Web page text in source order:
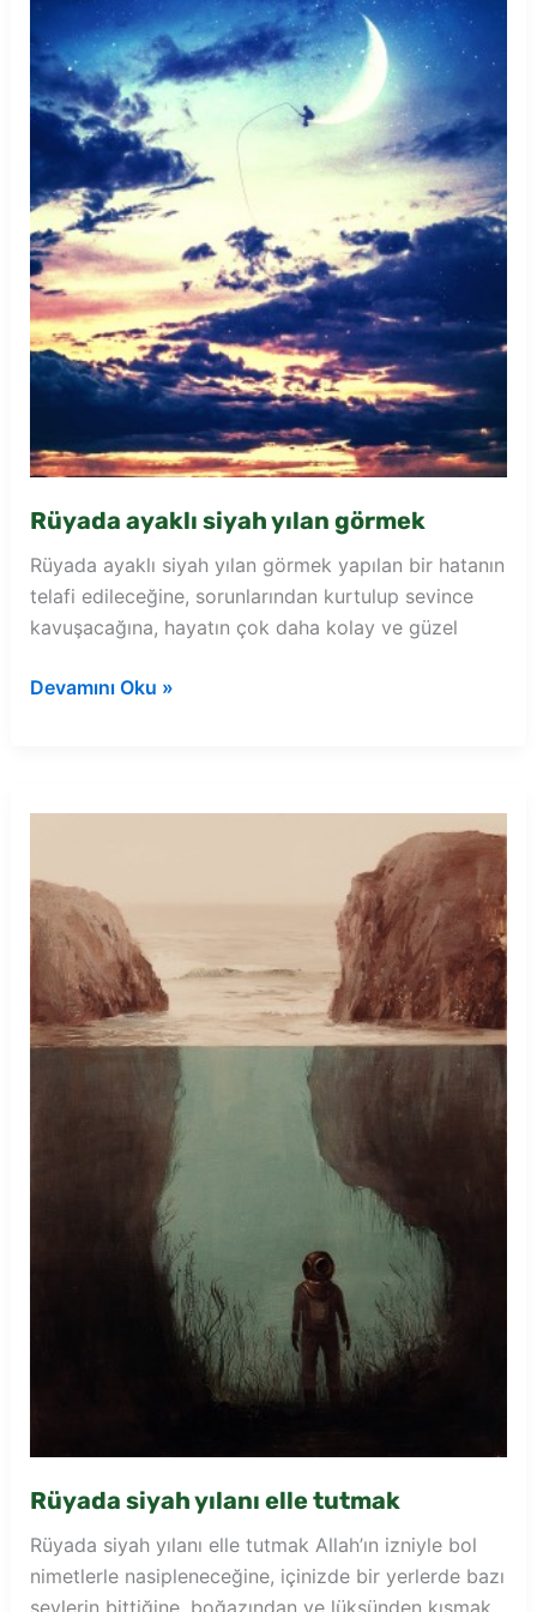
Rüyada ayaklı siyah yılan görmek
Rüyada ayaklı siyah yılan görmek yapılan bir hatanın
telafi edileceğine, sorunlarından kurtulup sevince
kavuşacağına, hayatın çok daha kolay ve güzel
Rüyada
görmek
Devamını Oku »
Rüyada siyah yılanı elle tutmak
Rüyada siyah yılanı elle tutmak Allah’ın izniyle bol
nimetlerle nasipleneceğine, içinizde bir yerlerde bazı